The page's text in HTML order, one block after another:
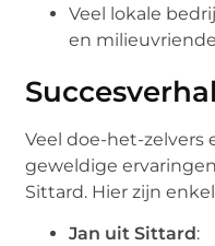
Veel lokale
en
Veel doe-het-zelvers
geweldige
Sittard. Hier zijn
Jan uit Sittard :